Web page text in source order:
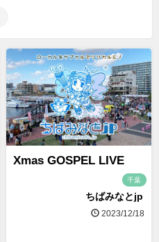
Xmas GOSPEL LIVE
千葉
ちばみなとjp
2023/12/18